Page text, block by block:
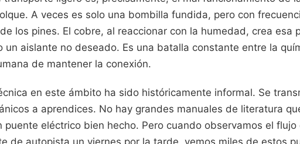
A veces es solo una bombilla fundida, pero con
los pines. El cobre, al reaccionar con la humedad, crea esa
un aislante no deseado. Es una batalla constante entre la
de mantener la conexión.
en este ámbito ha sido históricamente informal. Se
a aprendices. No hay grandes manuales de literatura
puente eléctrico bien hecho. Pero cuando observamos el